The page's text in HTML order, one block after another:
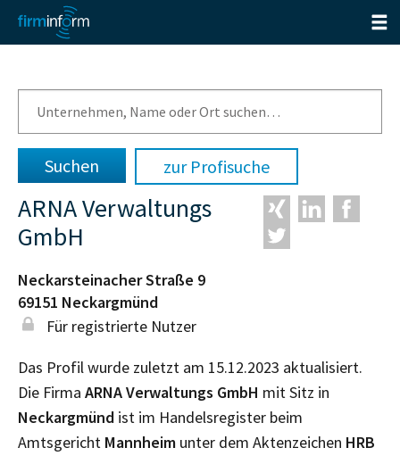
zur Profisuche
ARNA Verwaltungs
GmbH
Neckarsteinacher Straße 9
69151 Neckargmünd
Für registrierte Nutzer
Das Profil wurde zuletzt am 15.12.2023 aktualisiert.
Die Firma ARNA Verwaltungs GmbH mit Sitz in
Neckargmünd ist im Handelsregister beim
Amtsgericht Mannheim unter dem Aktenzeichen HRB